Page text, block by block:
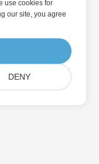
use cookies for
our site, you agree
DENY